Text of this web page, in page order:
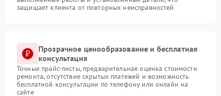
защищает клиента от повторных неисправностей
Прозрачное ценообразование и бесплатная
консультация
Точные прайс-листы, предварительная оценка стоимости
ремонта, отсутствие скрытых платежей и возможность
бесплатной консультации по телефону или онлайн на
сайте